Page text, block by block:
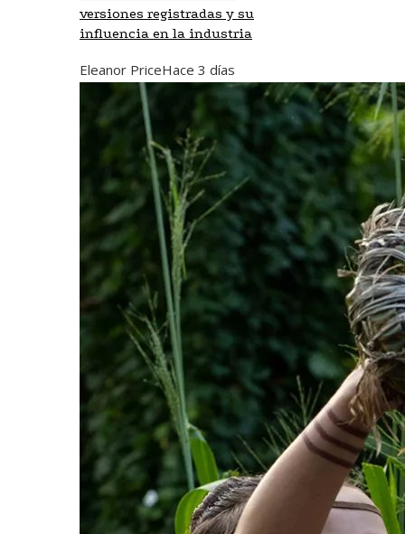
versiones registradas y su
influencia en la industria
Eleanor PriceHace 3 días